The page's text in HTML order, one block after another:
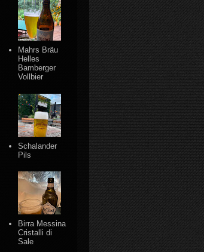
Mahrs Bräu
Helles
Bamberger
Vollbier
Schalander
Pils
Birra Messina
Cristalli di
Sale